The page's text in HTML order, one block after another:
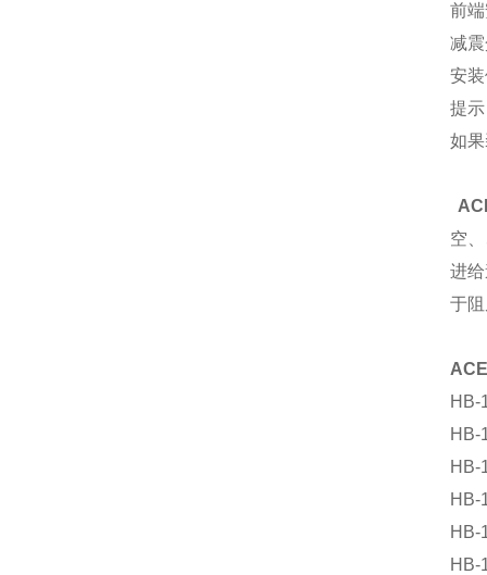
前
减
安
提
如
空
进
于
HB-
HB-
HB-
HB-
HB-
HB-